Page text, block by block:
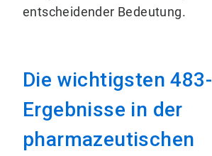
entscheidender Bedeutung.
Die wichtigsten 483-
Ergebnisse in der
pharmazeutischen